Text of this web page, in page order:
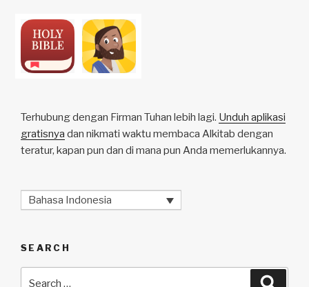
Terhubung dengan Firman Tuhan lebih lagi. Unduh aplikasi
gratisnya dan nikmati waktu membaca Alkitab dengan
teratur, kapan pun dan di mana pun Anda memerlukannya.
Bahasa Indonesia
SEARCH